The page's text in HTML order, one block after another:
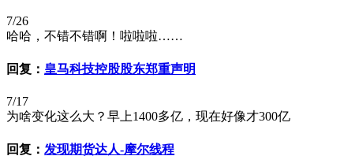
7/26
哈哈，不错不错啊！啦啦啦……
回复： 皇马科技控股股东郑重声明
7/17
为啥变化这么大？早上1400多亿，现在好像才300亿
回复： 发现期货达人-摩尔线程